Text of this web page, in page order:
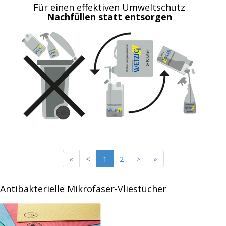
Für einen effektiven Umweltschutz
Nachfüllen statt entsorgen
« < 1 2 > »
Antibakterielle Mikrofaser-Vliestücher